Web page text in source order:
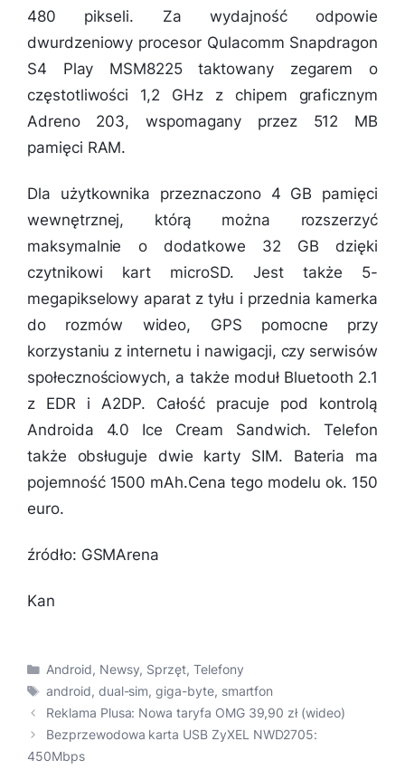
480 pikseli. Za wydajność odpowie
dwurdzeniowy procesor Qulacomm Snapdragon
S4 Play MSM8225 taktowany zegarem o
częstotliwości 1,2 GHz z chipem graficznym
Adreno 203, wspomagany przez 512 MB
pamięci RAM.
Dla użytkownika przeznaczono 4 GB pamięci
wewnętrznej, którą można rozszerzyć
maksymalnie o dodatkowe 32 GB dzięki
czytnikowi kart microSD. Jest także 5-
megapikselowy aparat z tyłu i przednia kamerka
do rozmów wideo, GPS pomocne przy
korzystaniu z internetu i nawigacji, czy serwisów
społecznościowych, a także moduł Bluetooth 2.1
z EDR i A2DP. Całość pracuje pod kontrolą
Androida 4.0 Ice Cream Sandwich. Telefon
także obsługuje dwie karty SIM. Bateria ma
pojemność 1500 mAh.Cena tego modelu ok. 150
euro.
źródło: GSMArena
Kan
Kategorie
Android, Newsy, Sprzęt, Telefony
Tagi
android, dual-sim,giga-byte, smartfon
Reklama Plusa: Nowa taryfa OMG 39,90 zł (wideo)
Bezprzewodowa karta USB ZyXEL NWD2705:
450Mbps